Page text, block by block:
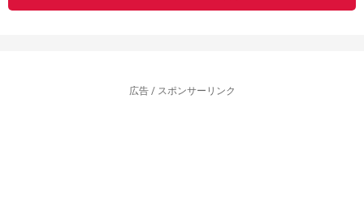
広告 / スポンサーリンク